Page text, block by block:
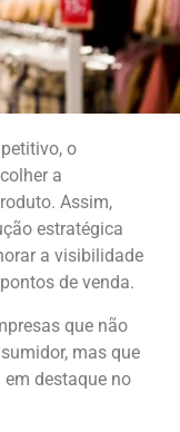
o
a
Assim,
estratégica
a visibilidade
de venda.
que não
mas que
destaque no